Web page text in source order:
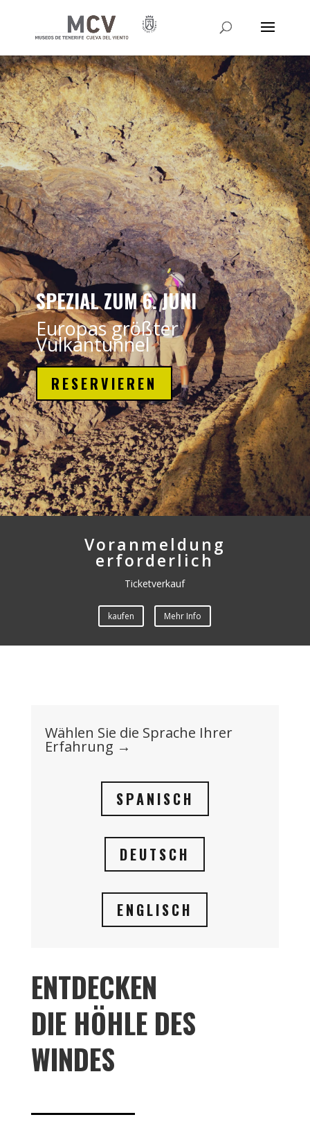
SPEZIAL ZUM 6. JUNI
Europas größter
Vulkantunnel
RESERVIEREN
Voranmeldung
erforderlich
Ticketverkauf
kaufen Mehr Info
Wählen Sie die Sprache Ihrer
Erfahrung →
SPANISCH
DEUTSCH
ENGLISCH
ENTDECKEN
DIE HÖHLE DES
WINDES